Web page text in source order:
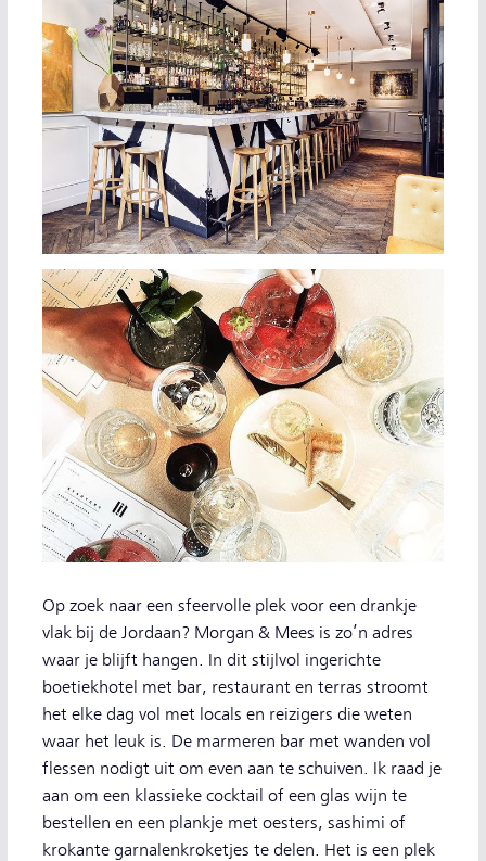
Op zoek naar een sfeervolle plek voor een drankje
vlak bij de Jordaan? Morgan & Mees is zo’n adres
waar je blijft hangen. In dit stijlvol ingerichte
boetiekhotel met bar, restaurant en terras stroomt
het elke dag vol met locals en reizigers die weten
waar het leuk is. De marmeren bar met wanden vol
flessen nodigt uit om even aan te schuiven. Ik raad je
aan om een klassieke cocktail of een glas wijn te
bestellen en een plankje met oesters, sashimi of
krokante garnalenkroketjes te delen. Het is een plek